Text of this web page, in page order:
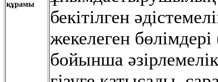
құрамы
бекітілген
жекелеген
бойынша